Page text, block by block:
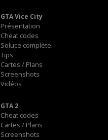
GTA Vice City
Présentation
Cheat codes
Soluce complète
Tips
Cartes / Plans
Screenshots
Vidéos
GTA 2
Cheat codes
Cartes / Plans
Screenshots